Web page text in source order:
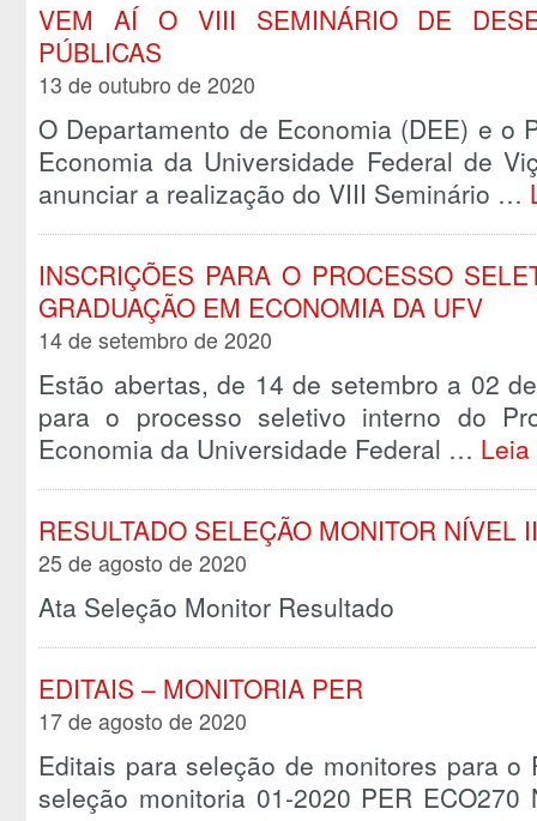
VEM AÍ O VIII SEMINÁRIO DE
PÚBLICAS
13 de outubro de 2020
O Departamento de Economia (DEE) e o
Economia da Universidade Federal de
anunciar a realização do VIII Seminário …
INSCRIÇÕES PARA O PROCESSO
GRADUAÇÃO EM ECONOMIA DA UFV
14 de setembro de 2020
Estão abertas, de 14 de setembro a 02
para o processo seletivo interno do
Economia da Universidade Federal …
RESULTADO SELEÇÃO MONITOR NÍVEL
25 de agosto de 2020
Ata Seleção Monitor Resultado
EDITAIS – MONITORIA PER
17 de agosto de 2020
Editais para seleção de monitores para o
seleção monitoria 01-2020 PER